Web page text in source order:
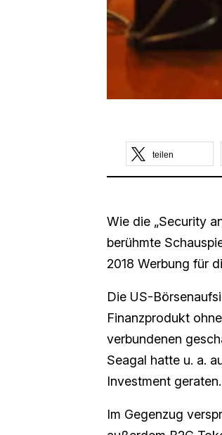
teilen
Wie die „Security
berühmte
2018 Werbung für
Die US-
Finanzprodukt
verbundenen
Seagal hatte u. a.
Investment geraten.
Im Gegenzug